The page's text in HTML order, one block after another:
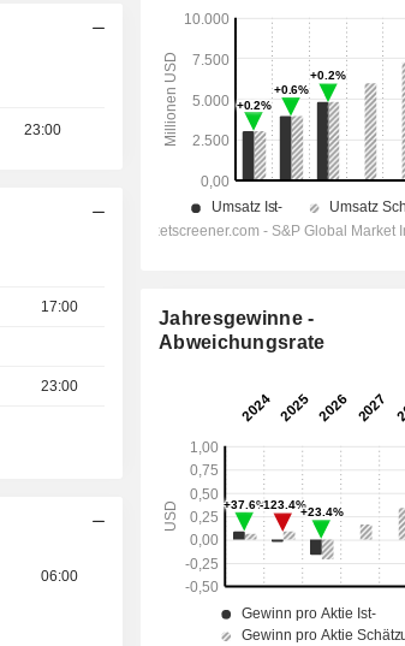
23:00
17:00
23:00
06:00
Jahresgewinne -
Abweichungsrate